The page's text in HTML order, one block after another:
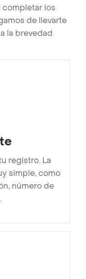
los
de llevarte
la brevedad
registro. La
simple, como
número de